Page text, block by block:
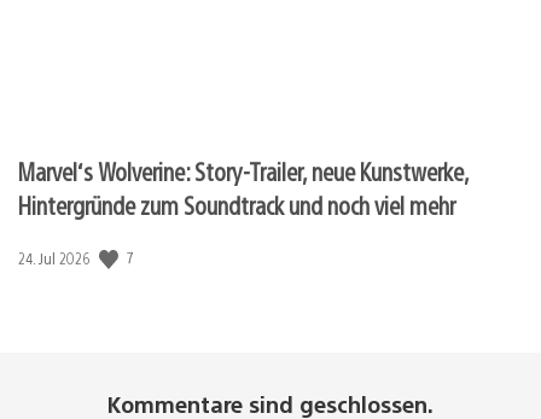
Marvel‘s Wolverine: Story-Trailer, neue Kunstwerke,
Hintergründe zum Soundtrack und noch viel mehr
Veröffentlichungsdatum:
24. Jul 2026 7
Kommentare sind geschlossen.